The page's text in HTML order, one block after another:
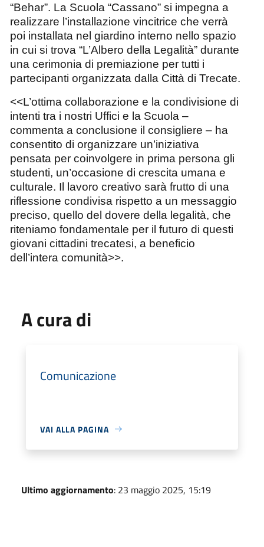
“Behar”. La Scuola “Cassano” si impegna a
realizzare l’installazione vincitrice che verrà
poi installata nel giardino interno nello spazio
in cui si trova“L’Albero della Legalità” durante
una cerimonia di premiazione per tutti i
partecipanti organizzata dalla Città di Trecate.
<<L’ottima collaborazione e la condivisione di
intenti tra i nostri Uffici e la Scuola –
commenta a conclusione il consigliere – ha
consentito di organizzare un’iniziativa
pensata per coinvolgere in prima persona gli
studenti, un’occasione di crescita umana e
culturale. Il lavoro creativo sarà frutto di una
riflessione condivisa rispetto a un messaggio
preciso, quello del dovere della legalità, che
riteniamo fondamentale per il futuro di questi
giovani cittadini trecatesi, a beneficio
dell’intera comunità>>.
A cura di
Comunicazione
VAI ALLA PAGINA
Ultimo aggiornamento: 23 maggio 2025, 15:19